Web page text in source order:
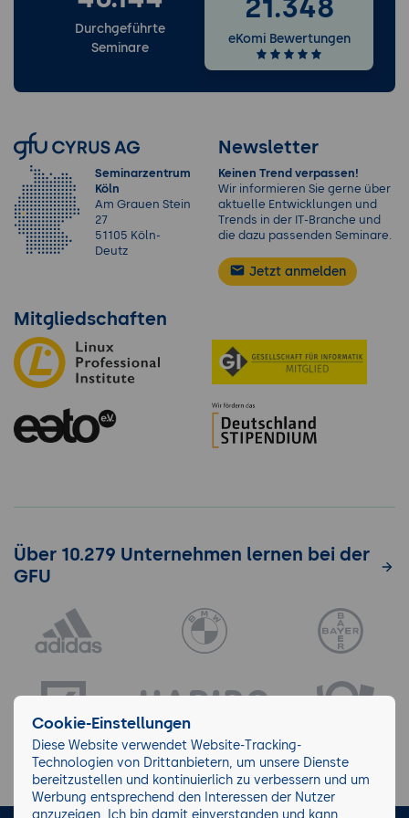
Durchgeführte
Seminare
eKomi Bewertungen
Seminarzentrum
Köln
Am Grauen Stein
27
51105 Köln-
Deutz
Newsletter
Keinen Trend verpassen!
Wir informieren Sie gerne über
aktuelle Entwicklungen und
Trends in der IT-Branche und
die dazu passenden Seminare.
Jetzt anmelden
Mitgliedschaften
Über 10.279 Unternehmen lernen bei der
GFU
Cookie-Einstellungen
Diese Website verwendet Website-Tracking-
Technologien von Drittanbietern, um unsere Dienste
bereitzustellen und kontinuierlich zu verbessern und um
Werbung entsprechend den Interessen der Nutzer
anzuzeigen. Ich bin damit einverstanden und kann